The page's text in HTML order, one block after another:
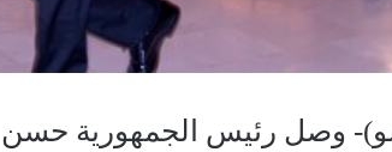
وصل رئيس الجمهورية